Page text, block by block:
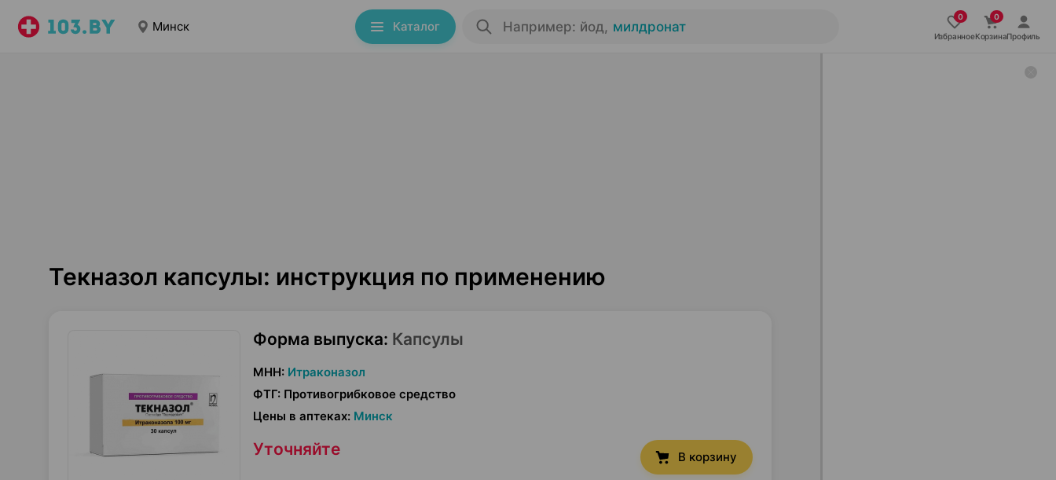
Минск Каталог Например: йод, милдронат
ИзбранноеКорзинаПрофиль
Текназол капсулы: инструкция по применению
Форма выпуска: Капсулы
МНН: Итраконазол
ФТГ: Противогрибковое средство
Цены в аптеках: Минск
Уточняйте В корзину